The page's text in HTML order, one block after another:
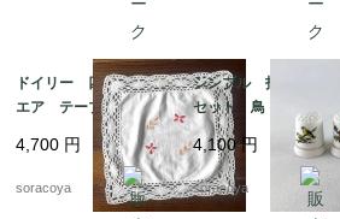
ドイリー 四角 スク
エア テーブルマッ
ト 花刺繍 12CLda1
9-４
4,700 円
soracoya
シンブル 指ぬき 3個
セット 鳥 小鳥 裁縫
道具 12otef2-8
4,100円
soracoya